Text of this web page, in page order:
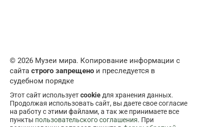
© 2026 Музеи мира. Копирование информации с
сайта строго запрещено и преследуется в
судебном порядке
Этот сайт используетcookie для хранения данных.
Продолжая использовать сайт, вы даете свое согласие
на работу с этими файлами, а так же принимаете все
пункты пользовательского соглашения. При